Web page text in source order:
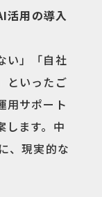
活用の導入
い」「自社
といったご
用サポート
します。中
、現実的な